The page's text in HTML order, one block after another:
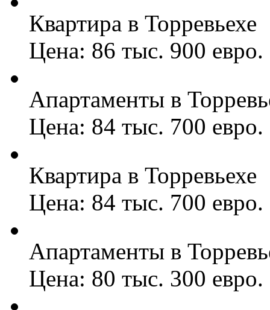
Квартира в Торревьехе
Цена: 86 тыс. 900 евро.
Апартаменты в
Цена: 84 тыс. 700 евро.
Квартира в Торревьехе
Цена: 84 тыс. 700 евро.
Апартаменты в
Цена: 80 тыс. 300 евро.